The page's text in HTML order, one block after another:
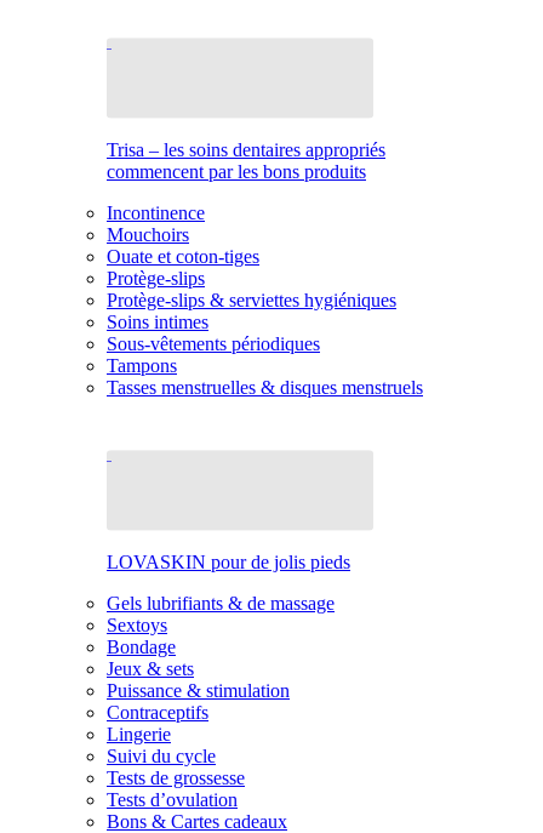
Trisa – les soins dentaires appropriés
commencent par les bons produits
Incontinence
Mouchoirs
Ouate et coton-tiges
Protège-slips
Protège-slips & serviettes hygiéniques
Soins intimes
Sous-vêtements périodiques
Tampons
Tasses menstruelles & disques menstruels
LOVASKIN pour de jolis pieds
Gels lubrifiants & de massage
Sextoys
Bondage
Jeux & sets
Puissance & stimulation
Contraceptifs
Lingerie
Suivi du cycle
Tests de grossesse
Tests d’ovulation
Bons & Cartes cadeaux